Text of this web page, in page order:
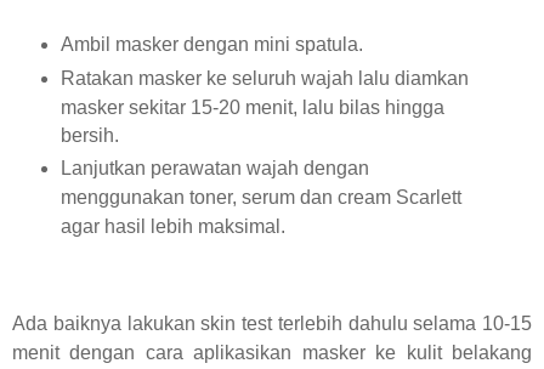
Ambil masker dengan mini spatula.
Ratakan masker ke seluruh wajah lalu diamkan
masker sekitar 15-20 menit, lalu bilas hingga
bersih.
Lanjutkan perawatan wajah dengan
menggunakan toner, serum dan cream Scarlett
agar hasil lebih maksimal.
Ada baiknya lakukan skin test terlebih dahulu selama 10-15
menit dengan cara aplikasikan masker ke kulit belakang